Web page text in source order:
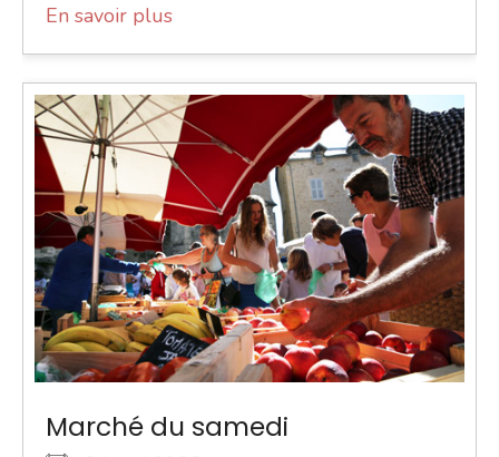
En savoir plus
Marché du samedi